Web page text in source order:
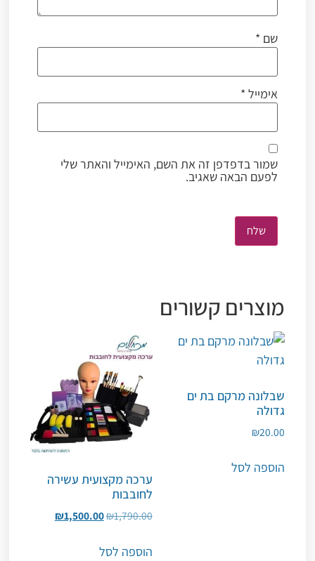
שם *
אימייל*
שמור בדפדפן זה את השם, האימייל והאתר שלי
לפעם הבאה שאגיב.
מוצרים קשורים
שבלונה מרקם בת ים
גדולה
₪20.00
הוספה לסל
ערכה מקצועית עשירה
לחובבות
₪1,790.00
₪1,500.00
הוספה לסל